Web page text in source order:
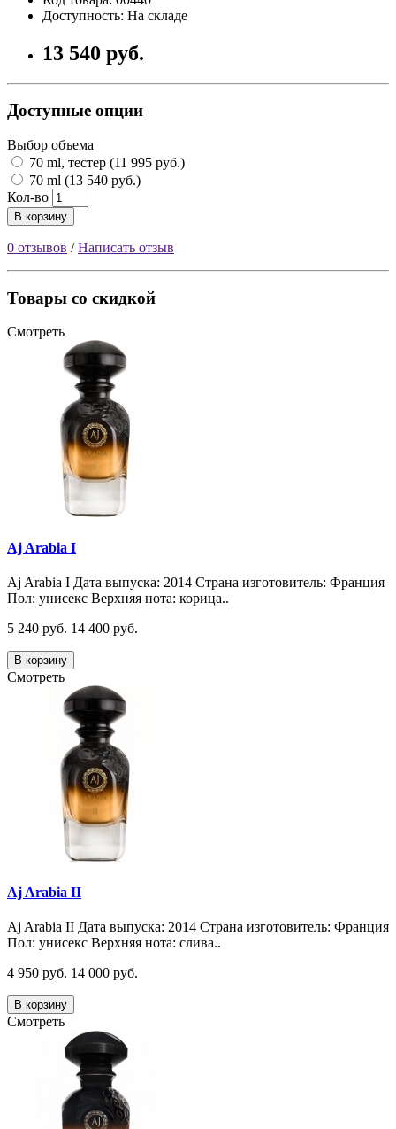
Доступность: На складе
13 540 руб.
Доступные опции
Выбор объема
70 ml, тестер (11 995 руб.)
70 ml (13 540 руб.)
Кол-во
В корзину
0 отзывов /Написать отзыв
Товары со скидкой
Смотреть
Aj Arabia I
Aj Arabia I Дата выпуска: 2014 Страна изготовитель: Франция
Пол: унисекс Верхняя нота: корица..
5 240 руб. 14 400 руб.
В корзину
Смотреть
Aj Arabia II
Aj Arabia II Дата выпуска: 2014 Страна изготовитель: Франция
Пол: унисекс Верхняя нота: слива..
4 950 руб. 14 000 руб.
В корзину
Смотреть